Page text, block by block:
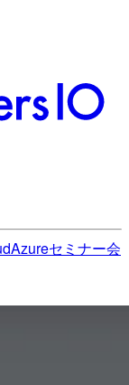
Azureセミナー会